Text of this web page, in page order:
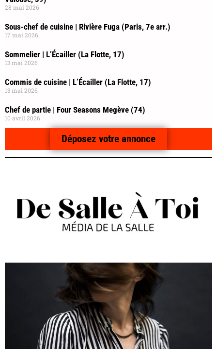
28 mai 2026
Sous-chef de cuisine | Rivière Fuga (Paris, 7e arr.)
17 mai 2026
Sommelier | L’Écailler (La Flotte, 17)
13 mai 2026
Commis de cuisine | L’Écailler (La Flotte, 17)
13 mai 2026
Chef de partie | Four Seasons Megève (74)
10 avril 2026
Déposez votre annonce